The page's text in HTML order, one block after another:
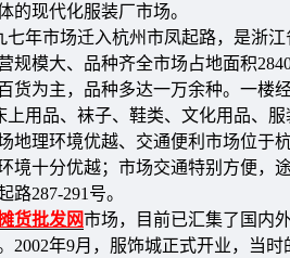
的现代化服装厂市场。
年市场迁入杭州市凤起路，是浙江
模大、品种齐全市场占地面积
货为主，品种多达一万余种。一楼
用品、袜子、鞋类、文化用品、
理环境优越、交通便利市场位于
十分优越；市场交通特别方便，
287-291号。
货批发网市场，目前已汇集了国内
年9月，服饰城正式开业，当